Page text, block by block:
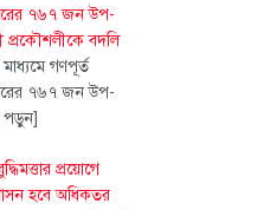
৭৬৭ জন উপ-
প্রকৌশলীকে বদলি
মাধ্যমে গণপূর্ত
৭৬৭ জন উপ-
পড়ুন]
প্রয়োগে
হবে অধিকতর